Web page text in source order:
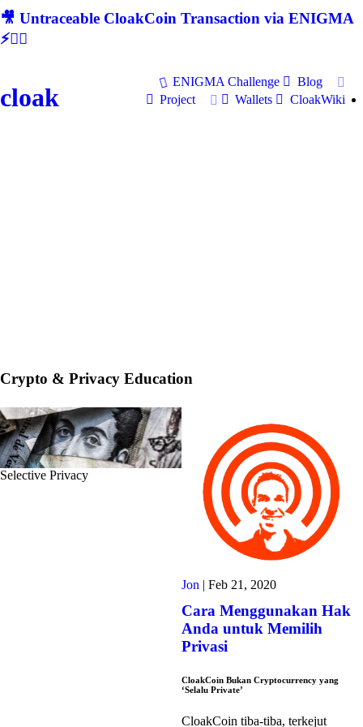
🎥 Untraceable CloakCoin Transaction via ENIGMA
⚡🕵‍♂
cloak
ENIGMA Challenge
Blog
Project
Wallets CloakWiki
Crypto & Privacy Education
Selective Privacy
Jon Feb 21, 2020
Cara Menggunakan Hak
Anda untuk Memilih
Privasi
CloakCoin Bukan Cryptocurrency yang
‘Selalu Private’
CloakCoin tiba-tiba, terkejut